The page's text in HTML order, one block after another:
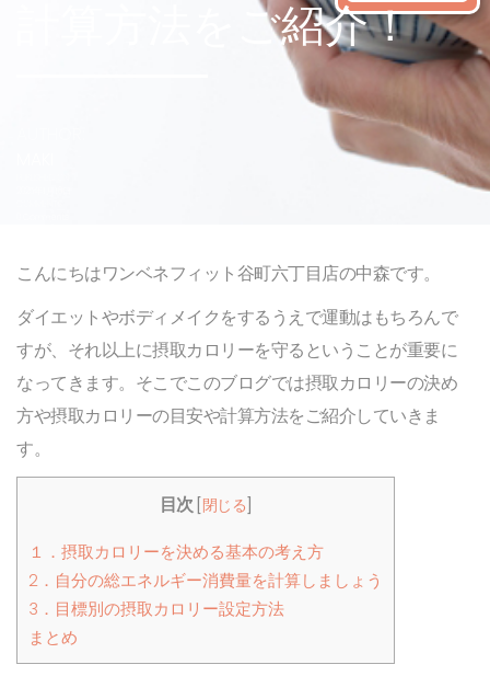
計算方法をご紹介！
こんにちはワンベネフィット谷町六丁目店の中森です。
ダイエットやボディメイクをするうえで運動はもちろんで
すが、それ以上に摂取カロリーを守るということが重要に
なってきます。そこでこのブログでは摂取カロリーの決め
方や摂取カロリーの目安や計算方法をご紹介していきま
す。
目次 閉じる
１．摂取カロリーを決める基本の考え方
2．自分の総エネルギー消費量を計算しましょう
3．目標別の摂取カロリー設定方法
まとめ